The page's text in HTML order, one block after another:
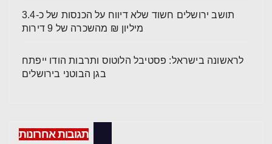
תושב ירושלים חשוד שלא דיווח על הכנסות של כ-3.4
מיליון ₪ מהשכרה של 9 דירות
לראשונה בישראל: פסטיבל הלוטוס ותרבות הודו ייפתח
בגן הבוטני בירושלים
תגובות אחרונות